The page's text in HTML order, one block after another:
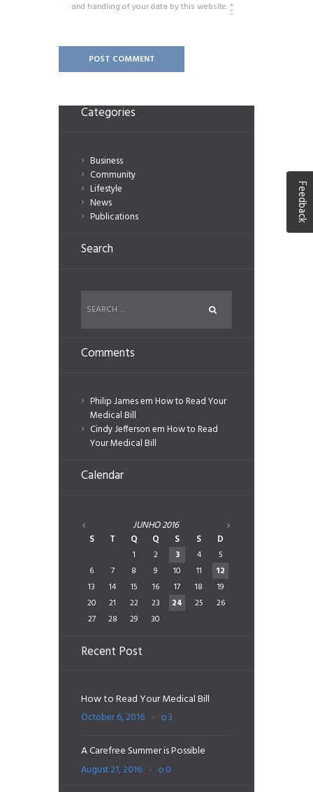
and handling of your data by this website.*
Categories
Business
Community
Lifestyle
News
Publications
Search
Comments
Philip JamesemHow to Read Your
Medical Bill
Cindy JeffersonemHow to Read
Your Medical Bill
Calendar
JUNHO2016
S
T Q Q S S D
1 2 3 4
5
6
7 8 9 10 11
12
13
14 15 16 17 18
19
20
21 22 23 24 25
26
27
28 29 30
Recent Post
How to Read Your Medical Bill
October 6, 2016 3
A Carefree Summer is Possible
August 21, 2016 0
Feedback